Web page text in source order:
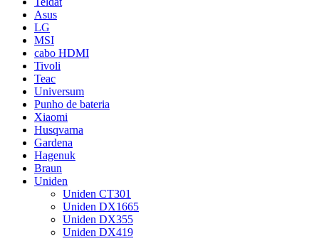
Asus
LG
MSI
cabo HDMI
Tivoli
Teac
Universum
Punho de bateria
Xiaomi
Husqvarna
Gardena
Hagenuk
Braun
Uniden
Uniden CT301
Uniden DX1665
Uniden DX355
Uniden DX419